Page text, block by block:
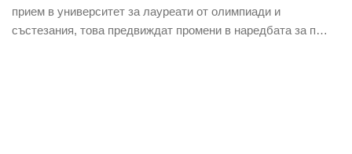
прием в университет за лауреати от олимпиади и
състезания, това предвиждат промени в наредбата за п…